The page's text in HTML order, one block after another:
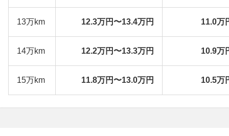
13万km 12.3万円〜13.4万円 11.0万
14万km 12.2万円〜13.3万円 10.9万
15万km 11.8万円〜13.0万円 10.5万